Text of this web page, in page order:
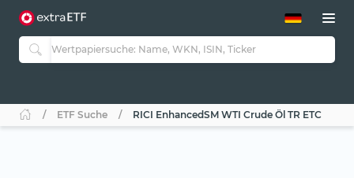
ETF-Guide 2.0
Guide Aktive ETFs
ETF-Sparpläne
ETF Suche RICI EnhancedSM WTI Crude Öl TR ETC